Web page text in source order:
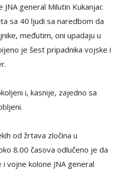
general Milutin Kukanjac
sa 40 ljudi sa naredbom da
međutim, oni upadaju u
je šest pripadnika vojske i
i, kasnije, zajedno sa
od žrtava zločina u
8.00 časova odlučeno je da
vojne kolone JNA general